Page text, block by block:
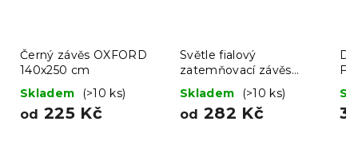
Černý závěs OXFORD
140x250 cm
Skladem
(>10 ks)
od 225 Kč
Světle fialový
zatemňovací závěs
VELVET 140x270 cm
Skladem (>10 ks)
od 282 Kč